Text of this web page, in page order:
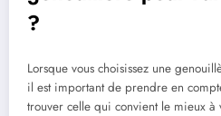
?
Lorsque vous choisissez une
il est important de prendre en
trouver celle qui convient le mieux à